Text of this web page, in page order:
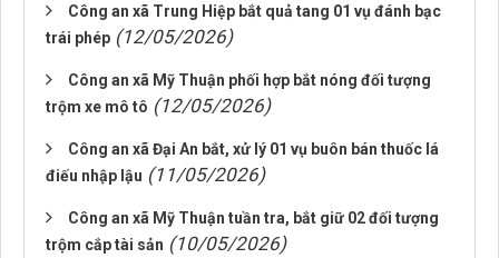
Công an xã Trung Hiệp bắt quả tang 01 vụ đánh bạc
trái phép (12/05/2026)
Công an xã Mỹ Thuận phối hợp bắt nóng đối tượng
trộm xe mô tô (12/05/2026)
Công an xã Đại An bắt, xử lý 01 vụ buôn bán thuốc lá
điếu nhập lậu (11/05/2026)
Công an xã Mỹ Thuận tuần tra, bắt giữ 02 đối tượng
trộm cắp tài sản (10/05/2026)